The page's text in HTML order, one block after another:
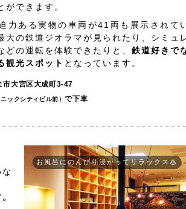
ができます。
力ある実物の車両が41両も展示されて
大の鉄道ジオラマが見られたり、シミュ
どの運転を体験できたりと、 鉄道好きで
観光スポット となっています。
市大宮区大成町3-47
ニックシティビル前）で下車
お風呂にのんびり浸かってリラックス♨